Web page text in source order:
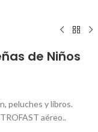
de Niños
peluches y libros.
aéreo..